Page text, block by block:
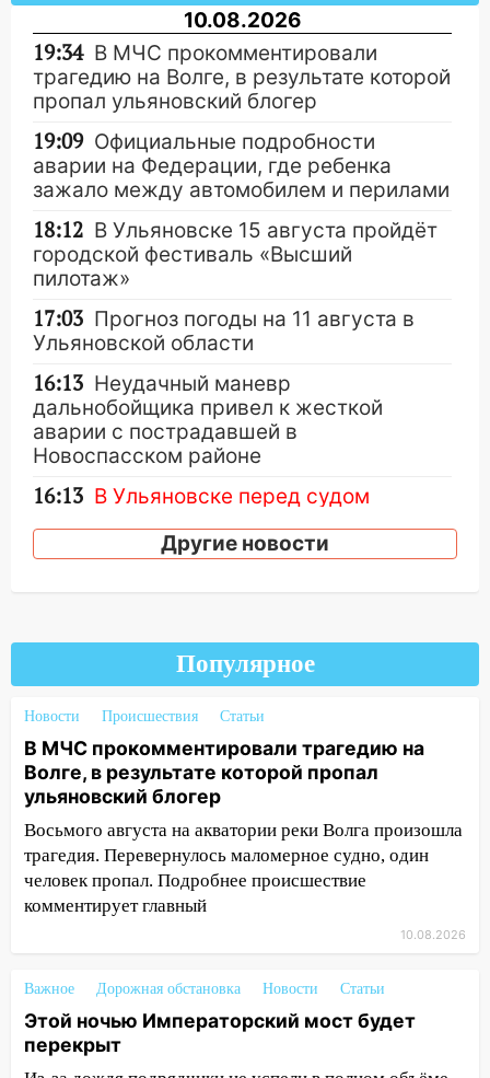
10.08.2026
19:34 В МЧС прокомментировали
трагедию на Волге, в результате которой
пропал ульяновский блогер
19:09 Официальные подробности
аварии на Федерации, где ребенка
зажало между автомобилем и перилами
18:12 В Ульяновске 15 августа пройдёт
городской фестиваль «Высший
пилотаж»
17:03 Прогноз погоды на 11 августа в
Ульяновской области
16:13 Неудачный маневр
дальнобойщика привел к жесткой
аварии с пострадавшей в
Новоспасском районе
16:13 В Ульяновске перед судом
группировки
Семьям погибших и
материальную помощь
15:05 Столкновение двух «Лад» в
Димитровграде: пассажирка оказалась
в больнице
14:23 В Вешкаймском районе
перевернулся самодельный байк
14:21 Волонтеры «ЛизаАлерт»
выложили ориентировку на пропавшего
блогера
14:00 Этой ночью Императорский мост
будет перекрыт
Другие новости
Популярное
Новости Происшествия Статьи
В МЧС прокомментировали трагедию на
Волге, в результате которой пропал
ульяновский блогер
Восьмого августа на акватории реки Волга произошла
трагедия. Перевернулось маломерное судно, один
человек пропал. Подробнее происшествие
комментирует главный
10.08.2026
Важное Дорожная обстановка Новости Статьи
Этой ночью Императорский мост будет
перекрыт